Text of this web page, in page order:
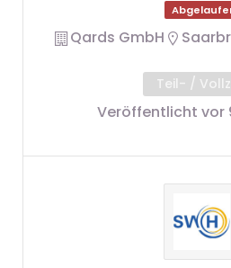
Qards GmbH
Teil- /
Veröffentlicht vor